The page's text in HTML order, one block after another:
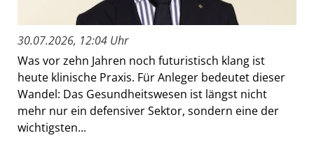
30.07.2026, 12:04 Uhr
Was vor zehn Jahren noch futuristisch klang ist
heute klinische Praxis. Für Anleger bedeutet dieser
Wandel: Das Gesundheitswesen ist längst nicht
mehr nur ein defensiver Sektor, sondern eine der
wichtigsten...